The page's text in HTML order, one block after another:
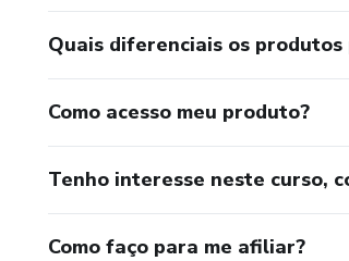
Quais diferenciais os produtos
Como acesso meu produto?
Tenho interesse neste curso,
Como faço para me afiliar?